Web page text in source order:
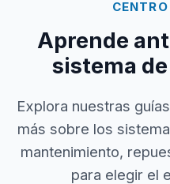
Aprende
sistema
Explora nuestras
más sobre los
mantenimiento,
para elegir el